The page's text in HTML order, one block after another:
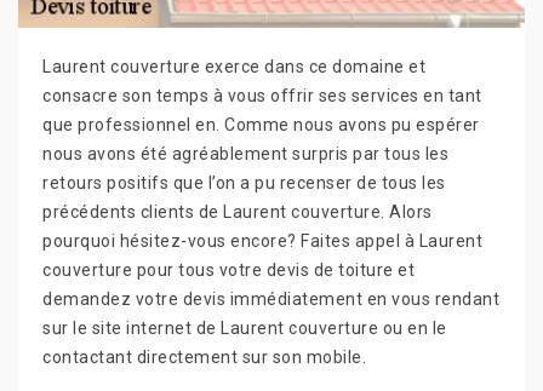
Laurent couverture exerce dans ce domaine et
consacre son temps à vous offrir ses services en tant
que professionnel en. Comme nous avons pu espérer
nous avons été agréablement surpris par tous les
retours positifs que l’on a pu recenser de tous les
précédents clients de Laurent couverture. Alors
pourquoi hésitez-vous encore? Faites appel à Laurent
couverture pour tous votre devis de toiture et
demandez votre devis immédiatement en vous rendant
sur le site internet de Laurent couverture ou en le
contactant directement sur son mobile.